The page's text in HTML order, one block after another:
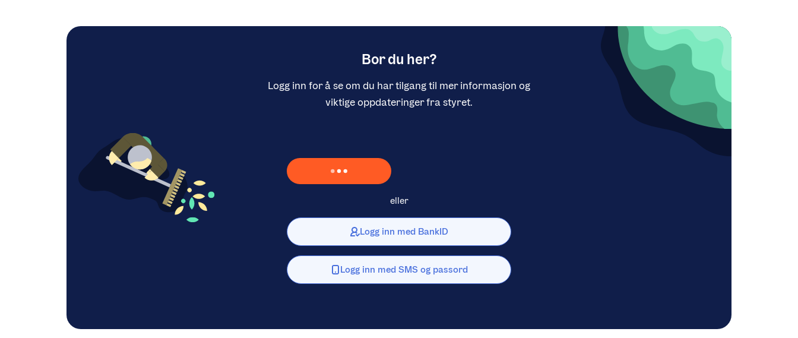
Bor du her?
Logg inn for å se om du har tilgang til mer informasjon og
viktige oppdateringer fra styret.
Laster inn Vipps …
eller
Logg inn med BankID
Logg inn med SMS og passord